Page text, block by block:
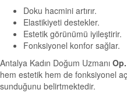
Doku hacmini artırır.
Elastikiyeti destekler.
Estetik görünümü iyileştirir.
Fonksiyonel konfor sağlar.
Antalya Kadın Doğum Uzmanı
hem estetik hem de fonksiyonel
sunduğunu belirtmektedir.